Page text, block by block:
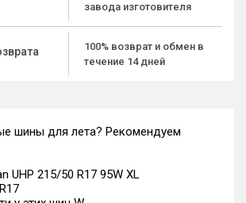
завода изготовителя
100% возврат и обмен в
течение 14 дней
шины для лета? Рекомендуем
UHP 215/50 R17 95W XL